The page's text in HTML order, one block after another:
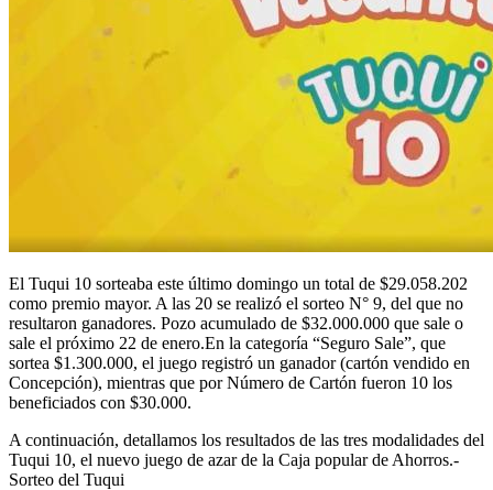
El Tuqui 10 sorteaba este último domingo un total de $29.058.202
como premio mayor. A las 20 se realizó el sorteo N° 9, del que no
resultaron ganadores. Pozo acumulado de $32.000.000 que sale o
sale el próximo 22 de enero.En la categoría “Seguro Sale”, que
sortea $1.300.000, el juego registró un ganador (cartón vendido en
Concepción), mientras que por Número de Cartón fueron 10 los
beneficiados con $30.000.
A continuación, detallamos los resultados de las tres modalidades del
Tuqui 10, el nuevo juego de azar de la Caja popular de Ahorros.-
Sorteo del Tuqui